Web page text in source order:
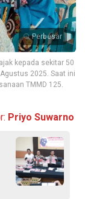
Perbesar
kepada sekitar 50
2025. Saat ini
TMMD 125.
Priyo Suwarno